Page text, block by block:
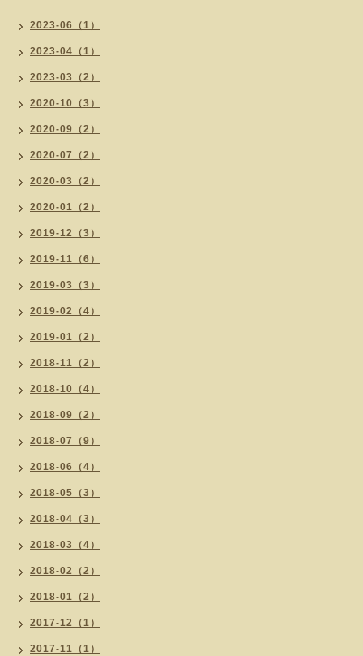
2023-06（1）
2023-04（1）
2023-03（2）
2020-10（3）
2020-09（2）
2020-07（2）
2020-03（2）
2020-01（2）
2019-12（3）
2019-11（6）
2019-03（3）
2019-02（4）
2019-01（2）
2018-11（2）
2018-10（4）
2018-09（2）
2018-07（9）
2018-06（4）
2018-05（3）
2018-04（3）
2018-03（4）
2018-02（2）
2018-01（2）
2017-12（1）
2017-11（1）